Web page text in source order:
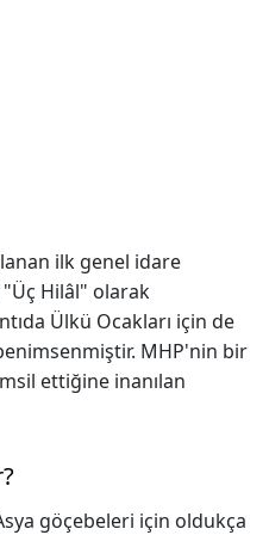
ilk genel idare
Hilâl" olarak
Ülkü Ocakları için de
MHP'nin bir
ettiğine inanılan
göçebeleri için oldukça